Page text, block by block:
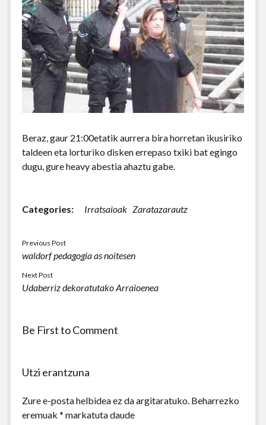
Beraz, gaur 21:00etatik aurrera bira horretan ikusiriko
taldeen eta lorturiko disken errepaso txiki bat egingo
dugu, gure heavy abestia ahaztu gabe.
Categories: Irratsaioak Zaratazarautz
Previous Post
waldorf pedagogia as noitesen
Next Post
Udaberriz dekoratutako Arraioenea
Be First to Comment
Utzi erantzuna
Zure e-posta helbidea ez da argitaratuko. Beharrezko
eremuak * markatuta daude